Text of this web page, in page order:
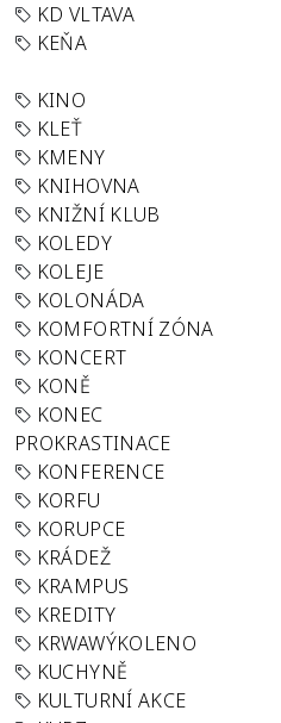
KD VLTAVA
KEŇA
KINO
KLEŤ
KMENY
KNIHOVNA
KNIŽNÍ KLUB
KOLEDY
KOLEJE
KOLONÁDA
KOMFORTNÍ ZÓNA
KONCERT
KONĚ
KONEC
PROKRASTINACE
KONFERENCE
KORFU
KORUPCE
KRÁDEŽ
KRAMPUS
KREDITY
KRWAWÝKOLENO
KUCHYNĚ
KULTURNÍ AKCE